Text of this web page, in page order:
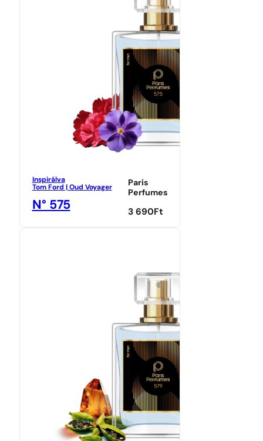
Inspirálva
Tom Ford | Oud Voyager
N° 575
Paris
Perfumes
3 690Ft